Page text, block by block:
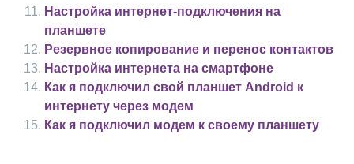
Настройка интернет-подключения на
планшете
Резервное копирование и перенос контактов
Настройка интернета на смартфоне
Как я подключил свой планшет Android к
интернету через модем
Как я подключил модем к своему планшету